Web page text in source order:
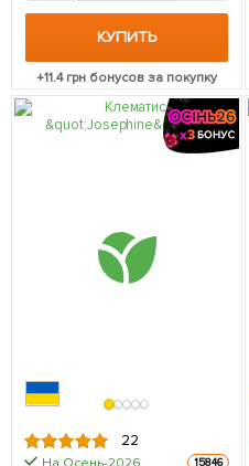
КУПИТЬ
+11.4грн бонусов за покупку
22
15846